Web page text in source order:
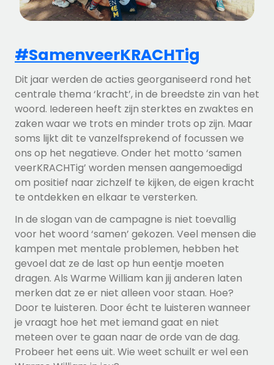
#SamenveerKRACHTig
Dit jaar werden de acties georganiseerd rond het
centrale thema ‘kracht’, in de breedste zin van het
woord. Iedereen heeft zijn sterktes en zwaktes en
zaken waar we trots en minder trots op zijn. Maar
soms lijkt dit te vanzelfsprekend of focussen we
ons op het negatieve. Onder het motto ‘samen
veerKRACHTig’ worden mensen aangemoedigd
om positief naar zichzelf te kijken, de eigen kracht
te ontdekken en elkaar te versterken.
In de slogan van de campagne is niet toevallig
voor het woord ‘samen’ gekozen. Veel mensen die
kampen met mentale problemen, hebben het
gevoel dat ze de last op hun eentje moeten
dragen. Als Warme William kan jij anderen laten
merken dat ze er niet alleen voor staan. Hoe?
Door te luisteren. Door écht te luisteren wanneer
je vraagt hoe het met iemand gaat en niet
meteen over te gaan naar de orde van de dag.
Probeer het eens uit. Wie weet schuilt er wel een